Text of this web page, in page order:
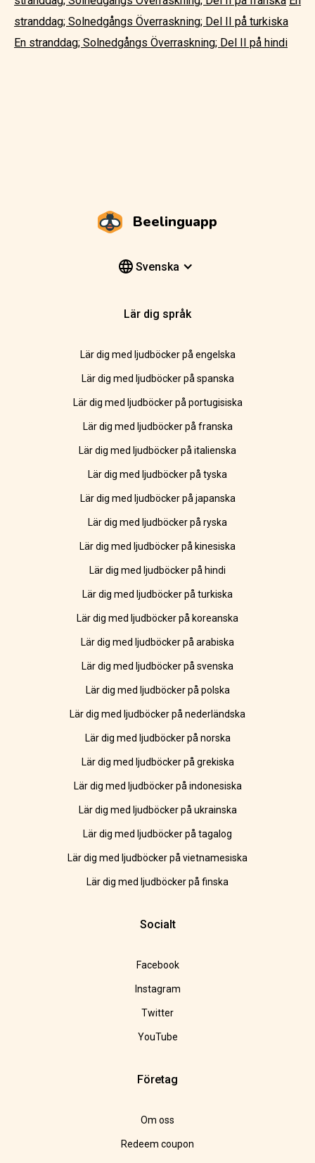
stranddag; Solnedgångs Överraskning; Del II på turkiska
En stranddag; Solnedgångs Överraskning; Del II på hindi
Beelinguapp
Svenska
Lär dig språk
Lär dig med ljudböcker på engelska
Lär dig med ljudböcker på spanska
Lär dig med ljudböcker på portugisiska
Lär dig med ljudböcker på franska
Lär dig med ljudböcker på italienska
Lär dig med ljudböcker på tyska
Lär dig med ljudböcker på japanska
Lär dig med ljudböcker på ryska
Lär dig med ljudböcker på kinesiska
Lär dig med ljudböcker på hindi
Lär dig med ljudböcker på turkiska
Lär dig med ljudböcker på koreanska
Lär dig med ljudböcker på arabiska
Lär dig med ljudböcker på svenska
Lär dig med ljudböcker på polska
Lär dig med ljudböcker på nederländska
Lär dig med ljudböcker på norska
Lär dig med ljudböcker på grekiska
Lär dig med ljudböcker på indonesiska
Lär dig med ljudböcker på ukrainska
Lär dig med ljudböcker på tagalog
Lär dig med ljudböcker på vietnamesiska
Lär dig med ljudböcker på finska
Socialt
Facebook
Instagram
Twitter
YouTube
Företag
Om oss
Redeem coupon